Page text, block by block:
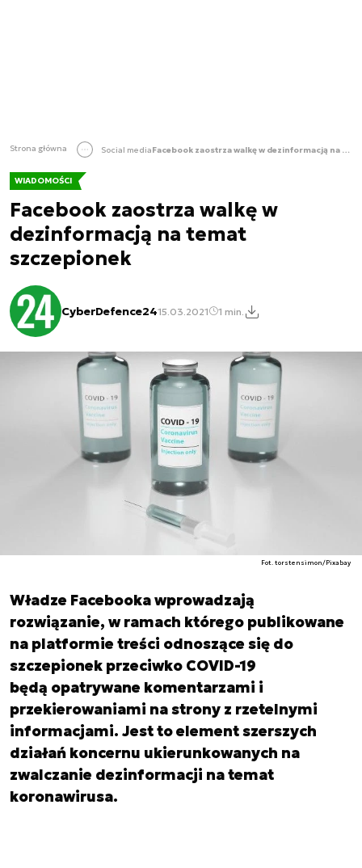
Strona główna Social media Facebook zaostrza walkę w dezinformacją na temat szczepionek
WIADOMOŚCI
Facebook zaostrza walkę w
dezinformacją na temat
szczepionek
CyberDefence2415.03.2021 1 min.
Fot. torstensimon/Pixabay
Władze Facebooka wprowadzają
rozwiązanie, w ramach którego publikowane
na platformie treści odnoszące się do
szczepionek przeciwko COVID-19
będą opatrywane komentarzami i
przekierowaniami na strony z rzetelnymi
informacjami. Jest to element szerszych
działań koncernu ukierunkowanych na
zwalczanie dezinformacji na temat
koronawirusa.